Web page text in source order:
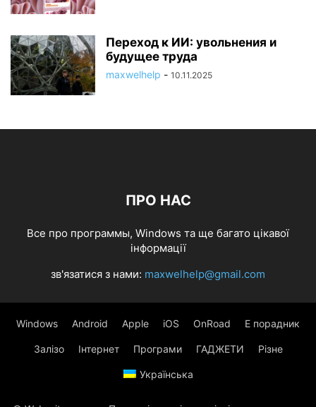
Переход к ИИ: увольнения и
будущее труда
maxwelhelp - 10.11.2025
ПРО НАС
Все про программы, Windows та ще багато цікавої
інформації
зв'язатися з нами: maxwelhelp@gmail.com
Windows Android Apple iOS OnRoad Е порадник
Залізо Інтернет Програми ГАДЖЕТИ Різне
Українська